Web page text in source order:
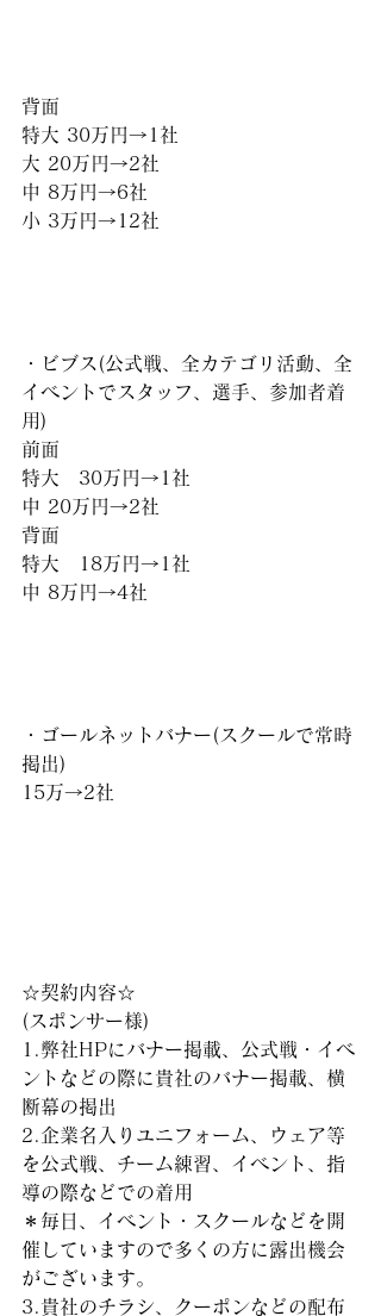
背面
特大 30万円→1社
大 20万円→2社
中 8万円→6社
小 3万円→12社
・ビブス(公式戦、全カテゴリ活動、全
イベントでスタッフ、選手、参加者着
用)
前面
特大　30万円→1社
中 20万円→2社
背面
特大　18万円→1社
中 8万円→4社
・ゴールネットバナー(スクールで常時
掲出)
15万→2社
☆契約内容☆
(スポンサー様)
1.弊社HPにバナー掲載、公式戦・イベ
ントなどの際に貴社のバナー掲載、横
断幕の掲出
2.企業名入りユニフォーム、ウェア等
を公式戦、チーム練習、イベント、指
導の際などでの着用
＊毎日、イベント・スクールなどを開
催していますので多くの方に露出機会
がございます。
3.貴社のチラシ、クーポンなどの配布